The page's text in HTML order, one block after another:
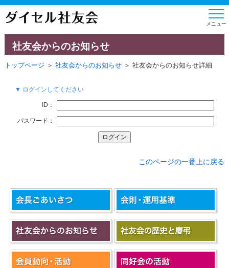
社友会からのお知らせ
トップページ ＞ 社友会からのお知らせ＞ 社友会からのお知らせ詳細
▼ ログインしてください
ID：
パスワード：
このページの一番上に戻る